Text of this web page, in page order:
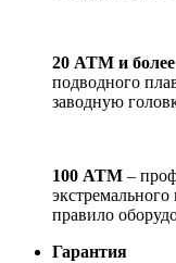
20 АТМ и более
подводного
заводную
100 АТМ –
правило
Гарантия